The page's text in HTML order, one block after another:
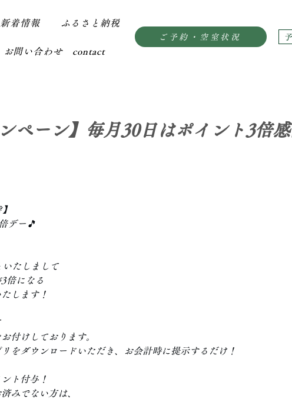
新着情報 ふるさと納税
お問い合わせ contact
ご予約・空室状況
ペーン】毎月30日はポイント3倍
デー🎵
いたしまして
倍になる
します！
付けしております。
をダウンロードいただき、お会計時に提示するだけ！
ト付与！
みでない方は、